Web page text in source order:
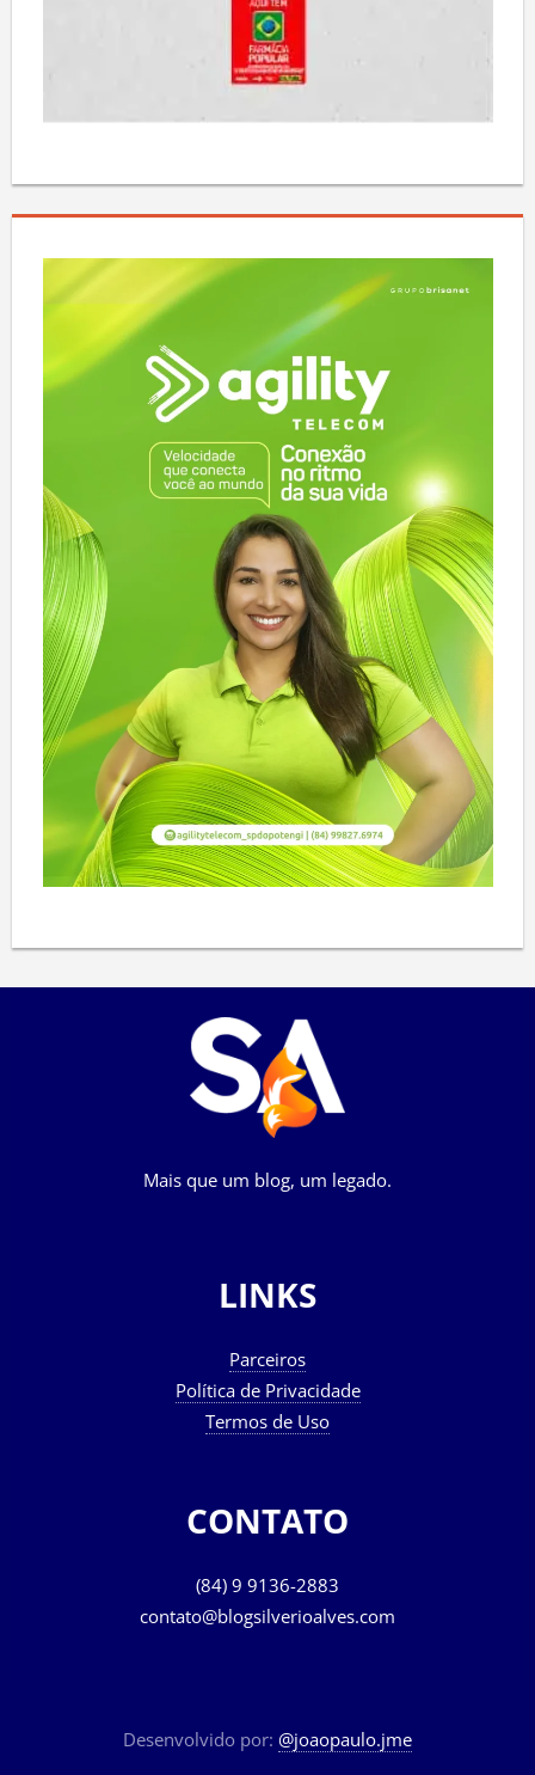
Mais que um blog, um legado.
LINKS
Parceiros
Política de Privacidade
Termos de Uso
CONTATO
(84) 9 9136-2883
contato@blogsilverioalves.com
Desenvolvido por: @joaopaulo.jme